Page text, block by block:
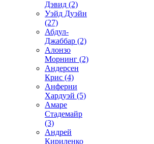
Дэвид (2)
Уэйд Дуэйн
(27)
Абдул-
Джаббар (2)
Алонзо
Морнинг (2)
Андерсен
Крис (4)
Анферни
Xардуэй (5)
Амаре
Стадемайр
(3)
Андрей
Кириленко